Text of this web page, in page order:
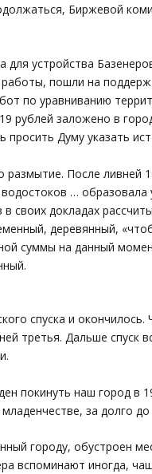
Биржевой
устройства
пошли на
по уравниванию
рублей заложено в
просить Думу указать
размытие. После
…
своих докладах
деревянный,
суммы на данный
спуска и
третья. Дальше спуск
покинуть наш город в
за долго
городу, обустроен
вспоминают иногда,